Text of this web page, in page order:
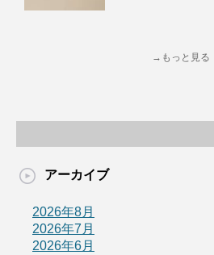
→もっと見る
アーカイブ
2026年8月
2026年7月
2026年6月